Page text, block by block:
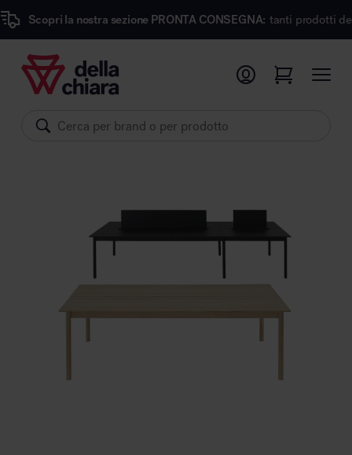
nostra sezione PRONTA CONSEGNA: tanti prodotti dei migliori
Prodotti
Pareti divisorie
Ambienti
Arredo area operativa
Brand